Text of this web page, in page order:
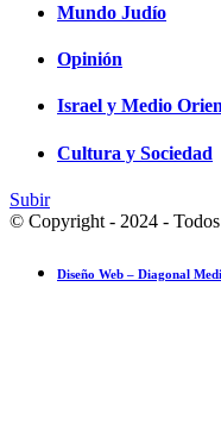
Mundo Judío
Opinión
Israel y Medio
Cultura y Sociedad
Subir
© Copyright - 2024 - Todos
Diseño Web – Diagonal